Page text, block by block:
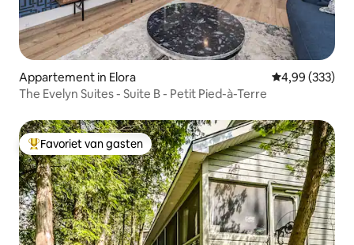
Appartement in Elora Gemiddelde
4,99 (333)
The Evelyn Suites - Suite B - Petit Pied-à-Terre
Topfavoriet van gasten
Favoriet van gasten